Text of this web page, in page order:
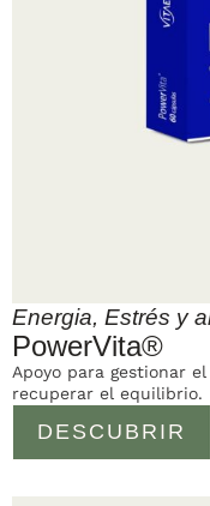
Energia, Estrés y
PowerVita®
DESCUBRIR
Apoyo para gestionar
recuperar el equilibrio.